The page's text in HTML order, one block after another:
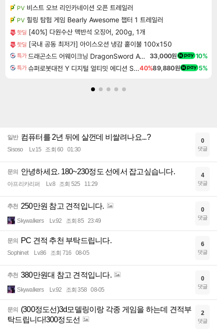
PV 비스트 오브 리인카네이션 오픈 트레일러
PV 힐링 탐험 게임 Bearly Awesome 챕터 1 트레일러
핫딜 [40%] 다원수산 맥반석 오징어, 200g, 1개
핫딜 [국내 공동 최저가] 아이스오션 냉감 홑이불 100x150
특가 드래곤소드 어웨이크닝 DragonSword Awakening 33,000원 10%
특가 슈퍼로봇대전 Y 디지털 얼티밋 에디션 Super Robot Wars Y Digital Ultimate Edition40%89,880원 5%
일반 컴퓨터를 2년 뒤에 살껀데 비쌀려나요...?
Sisoso Lv.15 조회 60 01:30
0
댓글
문의 안녕하세요. 180~230정도 선에서 잡고싶습니다.
아프리카리퍼 Lv.8 조회 525 11:29
4
댓글
추천 250만원 참고 견적입니다.
Skywalkers Lv.92 조회 85 23:49
0
댓글
문의 PC 견적 추천 부탁드립니다.
Sophinet Lv.86 조회 716 08-05
6
댓글
추천 380만원대 참고 견적입니다.
Skywalkers Lv.92 조회 358 08-05
0
댓글
문의 (300정도선)3d모델링이랑 각종 게임을 하는데 견적부
탁드립니다!300정도선
2
댓글